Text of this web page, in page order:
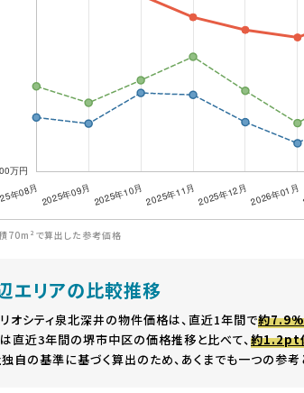
70m²で算出した参考価格
エリアの比較推移
オシティ泉北深井の物件価格は、直近1年間で約
直近3年間の堺市中区の価格推移と比べて、 約1.2pt
自の基準に基づく算出のため、あくまでも一つの参考